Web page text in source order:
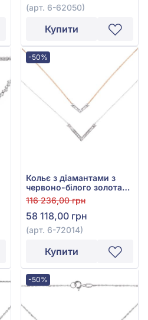
(арт. 6-62050)
Купити
-50%
Кольє з діамантами з
червоно-білого золота
585° з діамантом 0,16ct,
арт. 6-72014
116 236,00 грн
58 118,00 грн
(арт. 6-72014)
Купити
-50%